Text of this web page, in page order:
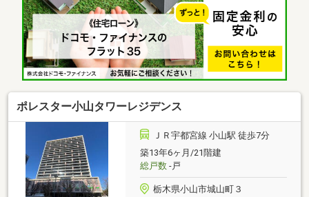
す。お気軽にお問い合わせください。
ポレスター小山タワーレジデンス
ＪＲ宇都宮線 小山駅 徒歩7分
築13年6ヶ月/21階建
総戸数-戸
栃木県小山市城山町３